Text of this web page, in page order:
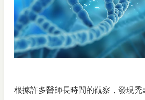
根據許多醫師長時間的觀察，發現禿